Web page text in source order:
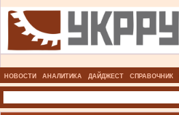
НОВОСТИ АНАЛИТИКА ДАЙДЖЕСТ СПРАВОЧНИК